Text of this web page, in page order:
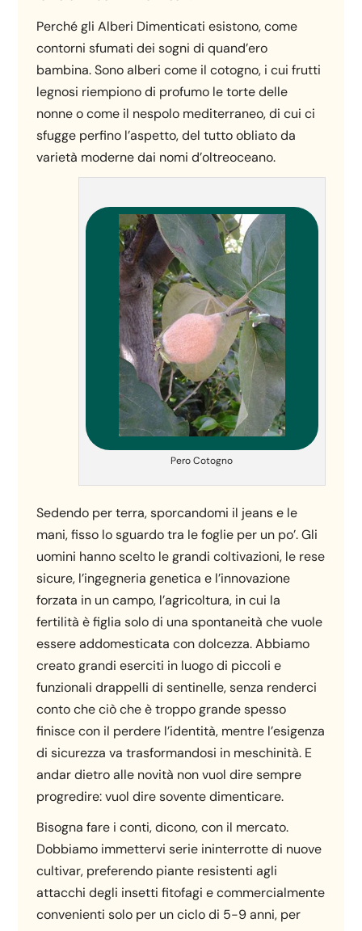
Perché gli Alberi Dimenticati esistono, come
contorni sfumati dei sogni di quand’ero
bambina. Sono alberi come il cotogno, i cui frutti
legnosi riempiono di profumo le torte delle
nonne o come il nespolo mediterraneo, di cui ci
sfugge perfino l’aspetto, del tutto obliato da
varietà moderne dai nomi d’oltreoceano.
Pero Cotogno
Sedendo per terra, sporcandomi il jeans e le
mani, fisso lo sguardo tra le foglie per un po’. Gli
uomini hanno scelto le grandi coltivazioni, le rese
sicure, l’ingegneria genetica e l’innovazione
forzata in un campo, l’agricoltura, in cui la
fertilità è figlia solo di una spontaneità che vuole
essere addomesticata con dolcezza. Abbiamo
creato grandi eserciti in luogo di piccoli e
funzionali drappelli di sentinelle, senza renderci
conto che ciò che è troppo grande spesso
finisce con il perdere l’identità, mentre l’esigenza
di sicurezza va trasformandosi in meschinità. E
andar dietro alle novità non vuol dire sempre
progredire: vuol dire sovente dimenticare.
Bisogna fare i conti, dicono, con il mercato.
Dobbiamo immettervi serie ininterrotte di nuove
cultivar, preferendo piante resistenti agli
attacchi degli insetti fitofagi e commercialmente
convenienti solo per un ciclo di 5-9 anni, per